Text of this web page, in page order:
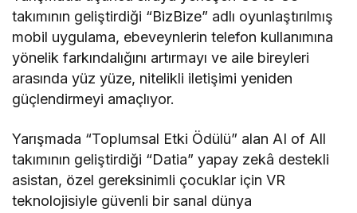
takımının geliştirdiği “BizBize” adlı oyunlaştırılmış
mobil uygulama, ebeveynlerin telefon kullanımına
yönelik farkındalığını artırmayı ve aile bireyleri
arasında yüz yüze, nitelikli iletişimi yeniden
güçlendirmeyi amaçlıyor.
Yarışmada “Toplumsal Etki Ödülü” alan AI of All
takımının geliştirdiği “Datia” yapay zekâ destekli
asistan, özel gereksinimli çocuklar için VR
teknolojisiyle güvenli bir sanal dünya